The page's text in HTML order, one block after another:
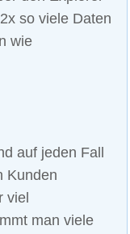
so viele Daten
wie
auf jeden Fall
Kunden
viel
man viele